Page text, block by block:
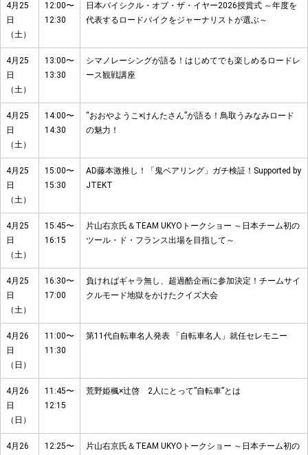
4月25
日
（土）
12:00〜
12:30
日本バイシクル・オブ・ザ・イヤー2026授賞式 ～年度を
代表するロードバイクをジャーナリストが選ぶ～
4月25
日
（土）
13:00〜
13:30
シマノレーシングが語る！はじめてでも楽しめるロードレ
ース観戦講座
4月25
日
（土）
14:00〜
14:30
“おおやようこ×けんたさん”が語る！鳥取うみなみロード
の魅力！
4月25
日
（土）
15:00〜
15:30
AD藤本激推し！「鬼ベアリング」ガチ検証！Supported by
JTEKT
4月25
日
（土）
15:45〜
16:15
片山右京氏＆TEAM UKYOトークショー ～日本チーム初の
ツール・ド・フランス出場を目指して～
4月25
日
（土）
16:30〜
17:00
負ければギャラ無し、超過酷企画に参加決定！チームサイ
クルモード地獄をかけたクイズ大会
4月26
日
（日）
11:00〜
11:30
第11代自転車名人発表 「自転車名人」就任セレモニー
4月26
日
（日）
11:45〜
12:15
荒野姫楓×辻啓 2人にとって”自転車”とは
4月26
12:25〜
片山右京氏＆TEAM UKYOトークショー ～日本チーム初の